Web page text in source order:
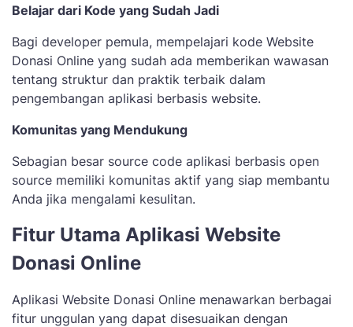
Belajar dari Kode yang Sudah Jadi
Bagi developer pemula, mempelajari kode Website
Donasi Online yang sudah ada memberikan wawasan
tentang struktur dan praktik terbaik dalam
pengembangan aplikasi berbasis website.
Komunitas yang Mendukung
Sebagian besar source code aplikasi berbasis open
source memiliki komunitas aktif yang siap membantu
Anda jika mengalami kesulitan.
Fitur Utama Aplikasi Website
Donasi Online
Aplikasi Website Donasi Online menawarkan berbagai
fitur unggulan yang dapat disesuaikan dengan